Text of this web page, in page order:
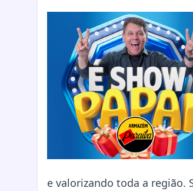
e valorizando toda a região.